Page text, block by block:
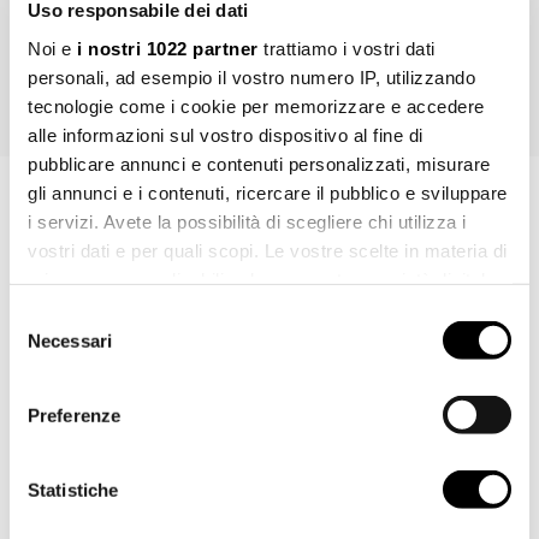
Uso responsabile dei dati
Noi e i nostri 1022 partner trattiamo i vostri dati
personali, ad esempio il vostro numero IP, utilizzando
tecnologie come i cookie per memorizzare e accedere
alle informazioni sul vostro dispositivo al fine di
pubblicare annunci e contenuti personalizzati, misurare
gli annunci e i contenuti, ricercare il pubblico e sviluppare
i servizi. Avete la possibilità di scegliere chi utilizza i
vostri dati e per quali scopi. Le vostre scelte in materia di
modificare o revocare il proprio consenso in qualsiasi
momento dalla Dichiarazione sui cookie o facendo clic
raccogliere informazioni sulla tua posizione
geografica, con un'approssimazione di qualche
delNecessari
Preferenze
Statistiche
unabhängig davon, ob sie privater oder kommerzieller Natur sind, ohne
die vorherige Genehmigung seitens der FIR Italia S.p.A. ausdrücklich
untersagt.
ART. SC.PL02.C
Informationen abfragen
VORNAME *